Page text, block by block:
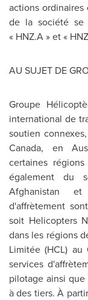
actions
de la société se
« HNZ.A » et «
AU SUJET DE
Groupe
international de
soutien
Canada, en
certaines
également du
Afghanistan et
d'affrètement
soit Helicopters
dans les régions
Limitée (HCL) au
services
pilotage ainsi
à des tiers. À